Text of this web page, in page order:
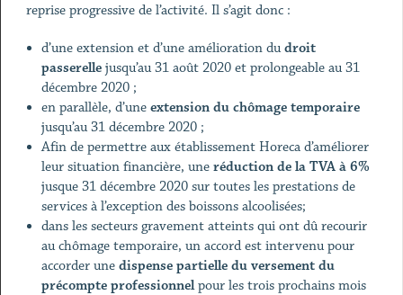
reprise progressive de l’activité. Il s’agit donc :
d’une extension et d’une amélioration dudroit
passerelle jusqu’au 31 août 2020 et prolongeable au 31
décembre 2020 ;
en parallèle, d’uneextension du chômage temporaire
jusqu’au 31 décembre 2020 ;
Afin de permettre aux établissement Horeca d’améliorer
leur situation financière, uneréduction de la TVA à 6%
jusque 31 décembre 2020 sur toutes les prestations de
services à l’exception des boissons alcoolisées;
dans les secteurs gravement atteints qui ont dû recourir
au chômage temporaire, un accord est intervenu pour
accorder unedispense partielle du versement du
précompte professionnelpour les trois prochains mois